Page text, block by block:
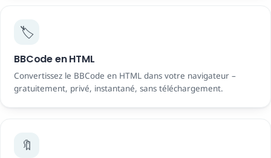
🏷️
BBCode en HTML
Convertissez le BBCode en HTML dans votre navigateur –
gratuitement, privé, instantané, sans téléchargement.
🔖